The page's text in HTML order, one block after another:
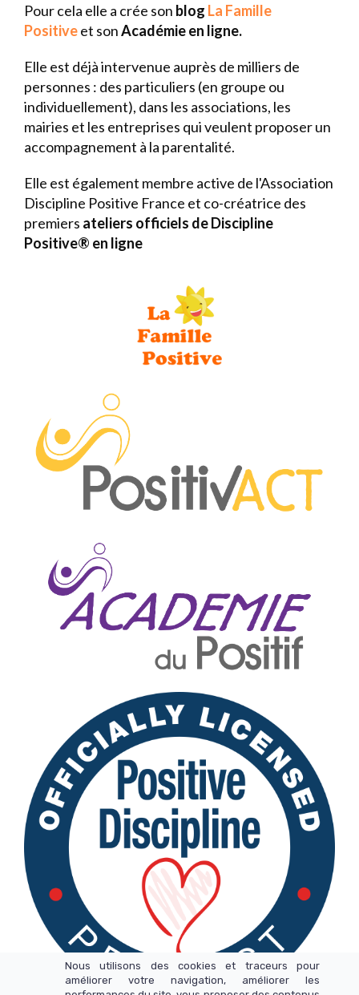
Pour cela elle a crée son blog La Famille
Positiveet sonAcadémie en ligne.
Elle est déjà intervenue auprès de milliers de
personnes : des particuliers (en groupe ou
individuellement), dans les associations, les
mairies et les entreprises qui veulent proposer un
accompagnement à la parentalité.
Elle est également membre active de l'Association
Discipline Positive France et co-créatrice des
premiers ateliers officiels de Discipline
Positive® en ligne
Nous utilisons des cookies et traceurs pour
améliorer votre navigation, améliorer les